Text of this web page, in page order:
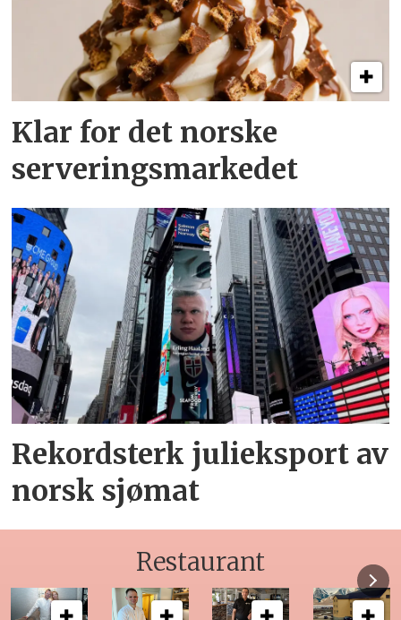
Klar for det norske
serveringsmarkedet
Rekordsterk julieksport av
norsk sjømat
Restaurant